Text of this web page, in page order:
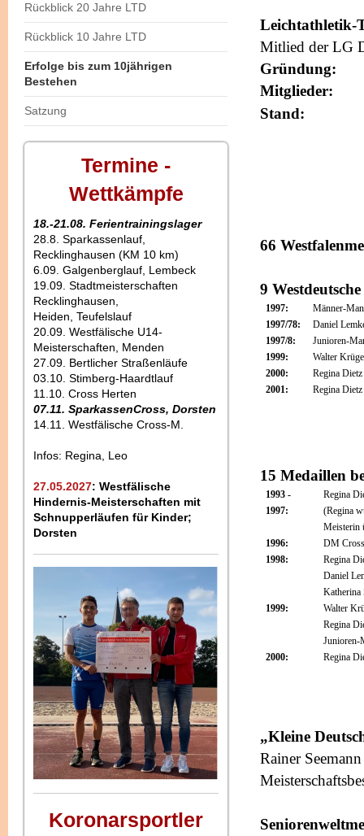
Rückblick 20 Jahre LTD
Rückblick 10 Jahre LTD
Erfolge bis zum 10jährigen
Bestehen
Satzung
Termine -
Wettkämpfe
18.-21.08. Ferientrainingslager
28.8. Sparkassenlauf,
Recklinghausen (KM 10 km)
6.09. Galgenberglauf, Lembeck
19.09. Stadtmeisterschaften
Recklinghausen,
Heiden, Teufelslauf
20.09. Westfälische U14-
Meisterschaften, Menden
27.09. Bertlicher Straßenläufe
03.10. Stimberg-Haardtlauf
11.10. Cross Herten
07.11. SparkassenCross, Dorsten
14.11. Westfälische Cross-M.
Infos: Regina, Leo
27.05.2027: Westfälische
Hindernis-Meisterschaften mit
Schnupperläufen für Kinder;
Dorsten
Koronarsportler
Leichtathletik-
Mitlied der LG
Gründung:
Mitglieder:
Stand:
66
9
1997:
Männer-
1997/78:
Daniel
1997/8:
Junioren-
1999:
Walter
2000:
Regina
2001:
Regina
15 Medaillen
1993 -
1997:
Regina
(Regina
Meisterin
1996:
DM
1998:
Regina
Daniel
1999:
Walter
Regina
Junioren-
2000:
Regina
„Kleine
Rainer